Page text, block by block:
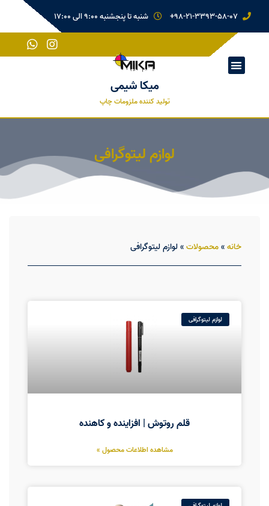
98-21-3393-58-07+ شنبه تا پنجشنبه 9:00 الی 17:00
میکا شیمی
تولید کننده ملزومات چاپ
لوازم لیتوگرافی
خانه » محصولات » لوازم لیتوگرافی
لوازم لیتوگرافی
قلم روتوش | افزاینده و کاهنده
مشاهده اطلاعات محصول »